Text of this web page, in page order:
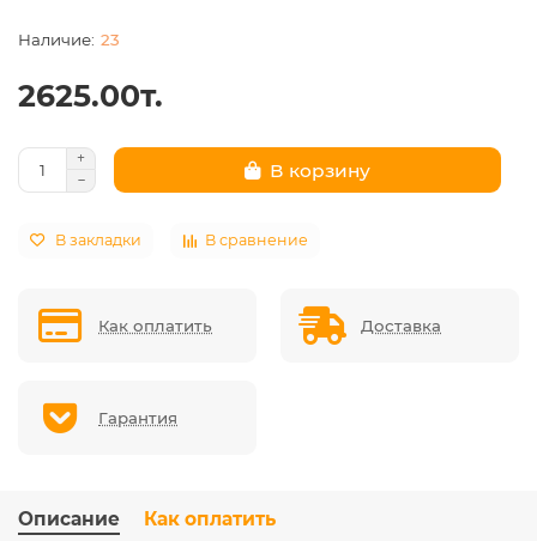
23
2625.00т.
В корзину
В закладки В сравнение
Как оплатить Доставка
Гарантия
Описание Как оплатить